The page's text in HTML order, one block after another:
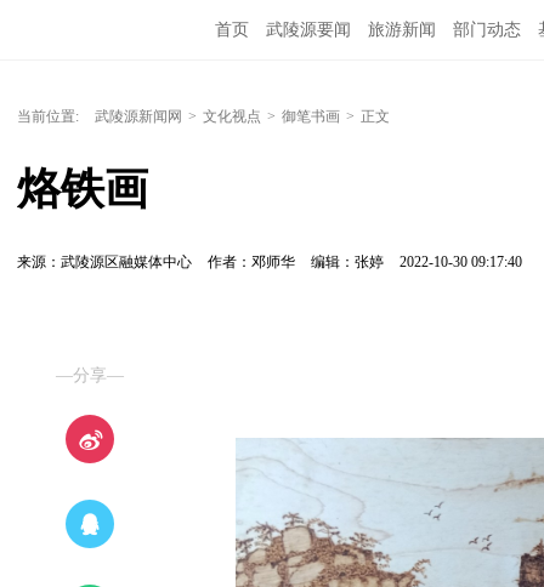
首页 武陵源要闻 旅游新闻 部门动态
当前位置: 武陵源新闻网 > 文化视点 > 御笔书画 > 正文
烙铁画
来源：武陵源区融媒体中心 作者：邓师华 编辑：张婷 2022-10-30 09:17:40
—分享—